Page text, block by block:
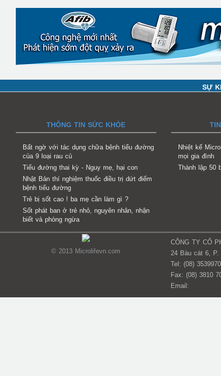
SỰ
THÔNG TIN SỨC KHỎE
Bất ngờ với tác dụng chữa bệnh tiểu đường
của 9 loại rau củ
Tiểu đường thai kỳ - Nguy mẹ, hại con
Nhật Bản thí nghiệm thuốc điều trị dứt điểm
bệnh tiểu đường
Trẻ bị sốt cao ! ba mẹ cần làm gì ?
Sốt phát ban ở trẻ nhỏ, nguyên nhân, nhận
biết và phòng ngừa
Nhiệt kế
mọi gia đình
Thành lập 50
© 2013 Microlifevn.com
CÔNG TY CỔ
24 Bàu cát 6,
Tel: (08)
Fax: (08) 3810
Email: